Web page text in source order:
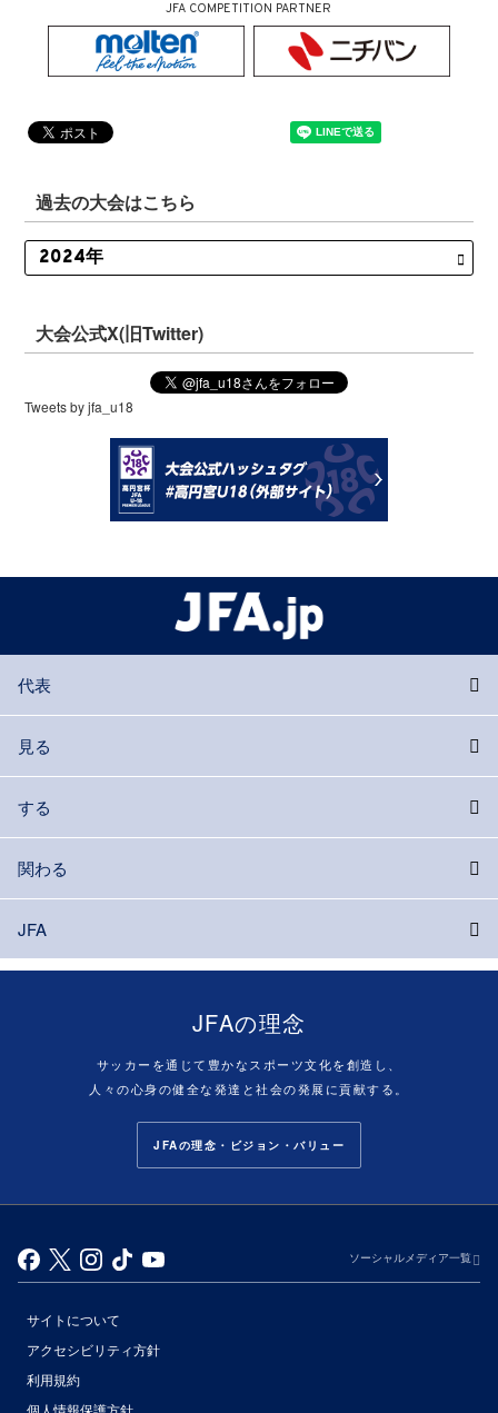
JFA COMPETITION PARTNER
過去の大会はこちら
大会公式X(旧Twitter)
Tweets by jfa_u18
代表
見る
する
関わる
JFA
JFAの理念
サッカーを通じて豊かなスポーツ文化を創造し、
人々の心身の健全な発達と社会の発展に貢献する。
JFAの理念・ビジョン・バリュー
ソーシャルメディア一覧
サイトについて
アクセシビリティ方針
利用規約
個人情報保護方針